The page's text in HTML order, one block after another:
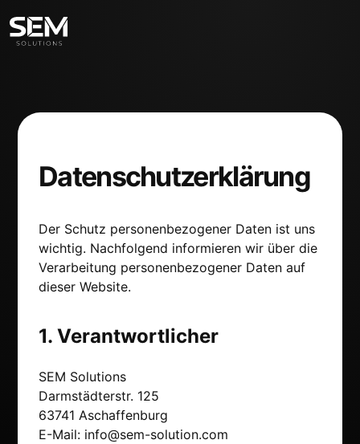
Datenschutzerklärung
Der Schutz personenbezogener Daten ist uns
wichtig. Nachfolgend informieren wir über die
Verarbeitung personenbezogener Daten auf
dieser Website.
1. Verantwortlicher
SEM Solutions
Darmstädterstr. 125
63741 Aschaffenburg
E-Mail: info@sem-solution.com